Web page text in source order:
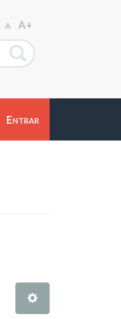
A A+
Entrar